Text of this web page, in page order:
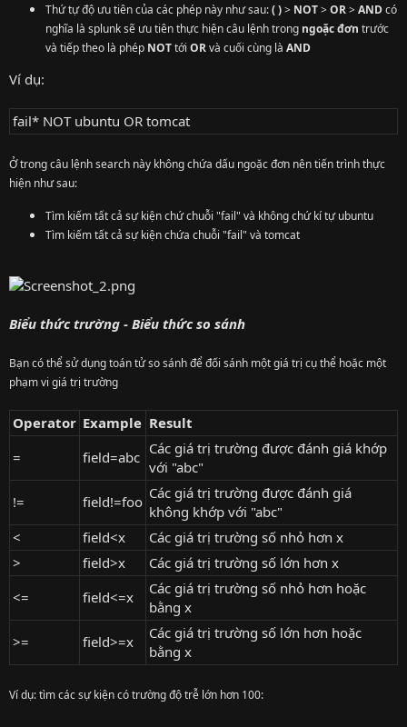
Thứ tự độ ưu tiên của các phép này như sau:( )> NOT>OR>ANDcó
nghĩa là splunk sẽ ưu tiên thực hiện câu lệnh trong ngoặc đơn trước
và tiếp theo là phép NOTtới ORvà cuối cùng là AND
Ví dụ:
fail* NOT ubuntu OR tomcat
Ở trong câu lệnh search này không chứa dấu ngoặc đơn nên tiến trình thực
hiện như sau:
Tìm kiếm tất cả sự kiện chứ chuỗi "fail" và không chứ kí tự ubuntu
Tìm kiếm tất cả sự kiện chứa chuỗi "fail" và tomcat
Biểu thức trường - Biểu thức so sánh
Bạn có thể sử dụng toán tử so sánh để đối sánh một giá trị cụ thể hoặc một
phạm vi giá trị trường
Operator Example Result
=
field=abc Các giá trị trường được đánh giá khớp
với "abc"
!=
field!=foo Các giá trị trường được đánh giá
không khớp với "abc"
<
field<x
Các giá trị trường số nhỏ hơn x
>
field>x
Các giá trị trường số lớn hơn x
<=
field<=x
Các giá trị trường số nhỏ hơn hoặc
bằng x
>=
field>=x
Các giá trị trường số lớn hơn hoặc
bằng x
Ví dụ: tìm các sự kiện có trường độ trễ lớn hơn 100: